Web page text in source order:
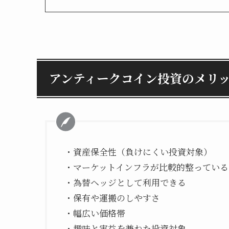
アンティークコイン投資のメリ
・資産保全性（負けにくい投資対象）
・マーケットインフラが比較的整っている
・為替ヘッジとして利用できる
・保有や運搬のしやすさ
・幅広い価格帯